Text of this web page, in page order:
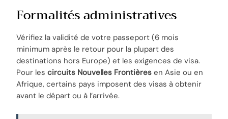
Formalités administratives
Vérifiez la validité de votre passeport (6 mois
minimum après le retour pour la plupart des
destinations hors Europe) et les exigences de visa.
Pour lescircuits Nouvelles Frontières en Asie ou en
Afrique, certains pays imposent des visas à obtenir
avant le départ ou à l’arrivée.